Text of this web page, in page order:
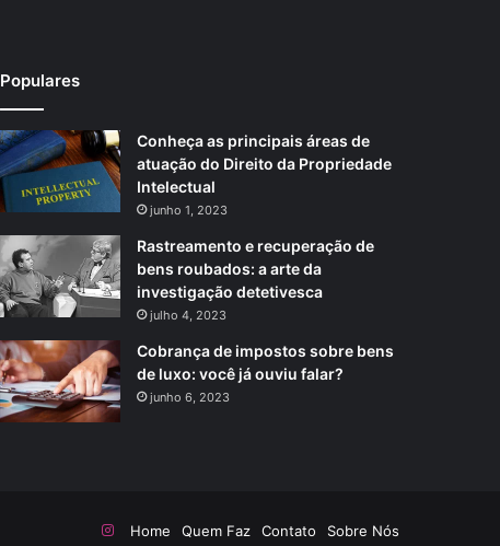
Populares
Conheça as principais áreas de
atuação do Direito da Propriedade
Intelectual
junho 1, 2023
Rastreamento e recuperação de
bens roubados: a arte da
investigação detetivesca
julho 4, 2023
Cobrança de impostos sobre bens
de luxo: você já ouviu falar?
junho 6, 2023
Home Quem Faz Contato Sobre Nós
Instagram